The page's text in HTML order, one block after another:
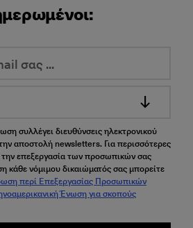
συλλέγει διευθύνσεις ηλεκτρονικού
αποστολή newsletters. Για περισσότερες
επεξεργασία των προσωπικών σας
κάθε νόμιμου δικαιώματός σας μπορείτε
περί Επεξεργασίας Προσωπικών
Ένωση για σκοπούς